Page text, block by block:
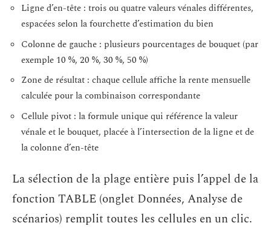
Ligne d’en-tête : trois ou quatre valeurs vénales différentes,
espacées selon la fourchette d’estimation du bien
Colonne de gauche : plusieurs pourcentages de bouquet (par
exemple 10 %, 20 %, 30 %, 50 %)
Zone de résultat : chaque cellule affiche la rente mensuelle
calculée pour la combinaison correspondante
Cellule pivot : la formule unique qui référence la valeur
vénale et le bouquet, placée à l’intersection de la ligne et de
la colonne d’en-tête
La sélection de la plage entière puis l’appel de la
fonction TABLE (onglet Données, Analyse de
scénarios) remplit toutes les cellules en un clic.